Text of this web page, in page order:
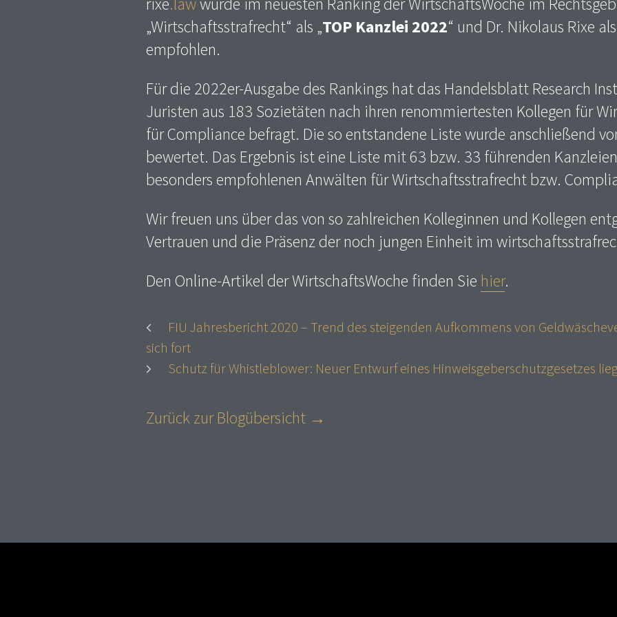
rixe.lawwurde im neuesten Ranking der WirtschaftsWoche im
„Wirtschaftsstrafrecht“ als „TOP Kanzlei 2022“ und Dr. Nikolaus Rixe als
empfohlen.
Für die 2022er-Ausgabe des Rankings hat das Handelsblatt Research
Juristen aus 183 Sozietäten nach ihren renommiertesten Kollegen für
für Compliance befragt. Die so entstandene Liste wurde anschließend
bewertet. Das Ergebnis ist eine Liste mit 63 bzw. 33 führenden
besonders empfohlenen Anwälten für Wirtschaftsstrafrecht bzw.
Wir freuen uns über das von so zahlreichen Kolleginnen und Kollegen
Vertrauen und die Präsenz der noch jungen Einheit im
Den Online-Artikel der WirtschaftsWoche finden Sie hier.
FIU Jahresbericht 2020 – Trend des steigenden Aufkommens von
sich fort
Schutz für Whistleblower: Neuer Entwurf eines Hinweisgeberschutzgesetzes
Zurück zur Blogübersicht →